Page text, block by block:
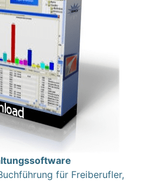
für Freiberufler,